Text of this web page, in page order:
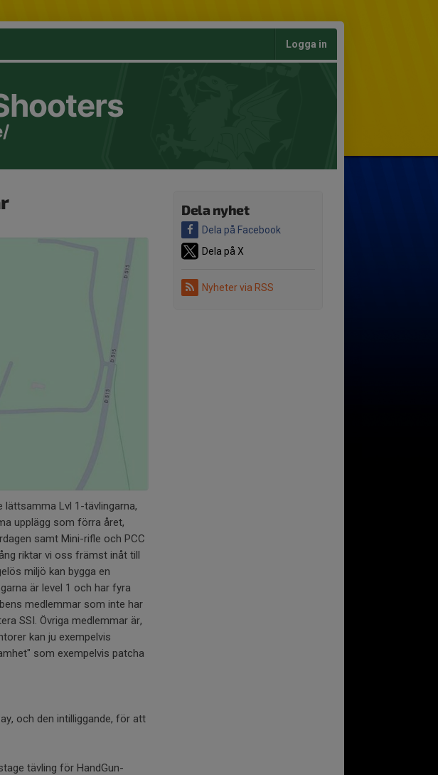
Logga in
Dela nyhet
Dela på Facebook
Dela på X
Nyheter via RSS
lättsamma Lvl 1-tävlingarna,
upplägg som förra året,
samt Mini-rifle och PCC
riktar vi oss främst inåt till
miljö kan bygga en
är level 1 och har fyra
medlemmar som inte har
SSI. Övriga medlemmar är,
kan ju exempelvis
som exempelvis patcha
och den intilliggande, för att
tävling för HandGun-